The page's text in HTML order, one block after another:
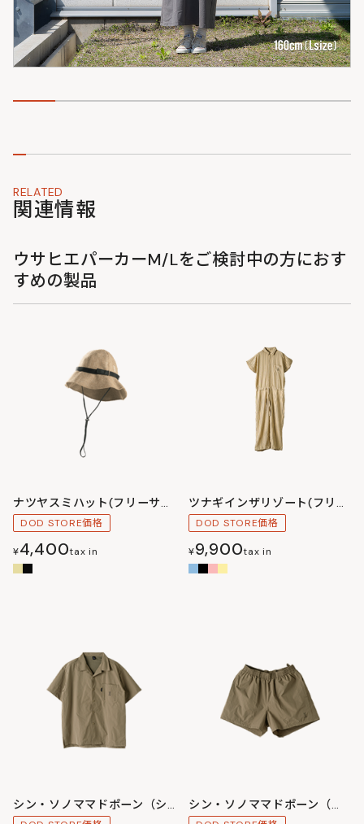
RELATED
関連情報
ウサヒエパーカーM/Lをご検討中の方におす
すめの製品
ナツヤスミハット(フリーサイズ)
DOD STORE価格
¥4,400tax in
ツナギインザリゾート(フリーサイズ)
DOD STORE価格
¥9,900tax in
シン・ソノママドポーン（シャツ）M/L/XL シン・ソノママドポーン（パンツ）M/L/XL